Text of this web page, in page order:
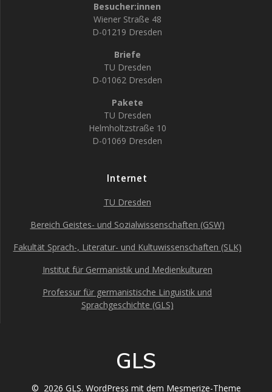
Besucher:innen
Wiener Straße 48
D-01219 Dresden
Briefe
TU Dresden
D-01062 Dresden
Pakete
TU Dresden
Helmholtzstraße 10
D-01069 Dresden
Internet
TU Dresden
Bereich Geistes- und Sozialwissenschaften (GSW)
Fakultät Sprach-, Literatur- und Kultuwissenschaften (SLK)
Institut für Germanistik und Medienkulturen
Professur für germanistische Linguistik und
Sprachgeschichte (GLS)
GLS
© 2026 GLS. WordPress mit dem Mesmerize-Theme